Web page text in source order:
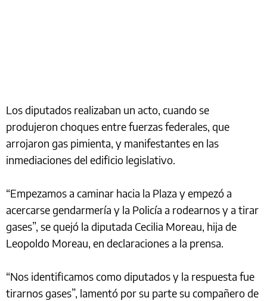
Los diputados realizaban un acto, cuando se
produjeron choques entre fuerzas federales, que
arrojaron gas pimienta, y manifestantes en las
inmediaciones del edificio legislativo.
“Empezamos a caminar hacia la Plaza y empezó a
acercarse gendarmería y la Policía a rodearnos y a tirar
gases”, se quejó la diputada Cecilia Moreau, hija de
Leopoldo Moreau, en declaraciones a la prensa.
“Nos identificamos como diputados y la respuesta fue
tirarnos gases”, lamentó por su parte su compañero de